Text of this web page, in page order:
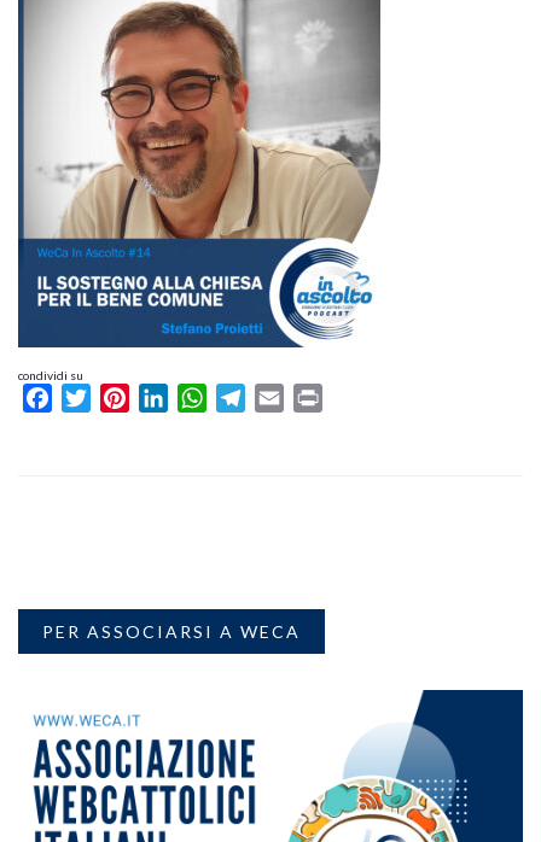
condividi su
FacebookTwitterPinterestLinkedInWhatsAppTelegram
Email
PER ASSOCIARSI A WECA